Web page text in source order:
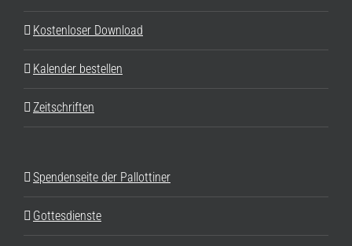
Kostenloser Download
Kalender bestellen
Zeitschriften
Spendenseite der Pallottiner
Gottesdienste